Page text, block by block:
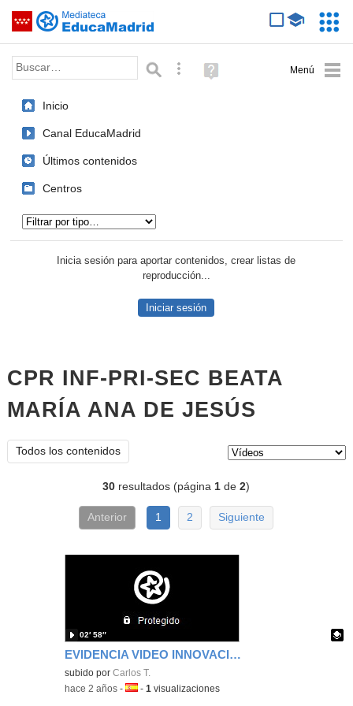
Saltar navegación
Palabra o frase: Búsqueda avanzada
Ayuda
(en
Inicio
Canal EducaMadrid
Últimos contenidos
Centros
Inicia sesión para aportar contenidos, crear listas de
reproducción...
Iniciar sesión
CPR INF-PRI-SEC BEATA
MARÍA ANA DE JESÚS
Todos los contenidos
30 resultados (página1 de2)
Anterior 1 2 Siguiente
EVIDENCIA VIDEO INNOVACION METODOLOGICA
Contenido educativo.
subido porCarlos T.
02′ 58″
-hace 2 años -Idioma:
-1 visualizaciones